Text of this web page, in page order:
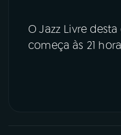
O Jazz Livre
começa às 21